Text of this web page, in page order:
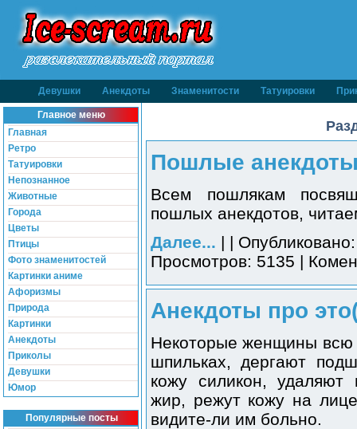
Девушки Анекдоты Знаменитости Татуировки
Главное меню
Главная
Ретро
Татуировки
Непознанное
Животные
Города
Цветы
Птицы
Фото знаменитостей
Картинки аниме
Афоризмы
Природа
Картинки
Анекдоты
Приколы
Девушки
Юмор
Популярные посты
Пошлые анекдоты
Всем пошлякам
пошлых анекдотов,
Далее... | |
Просмотров: 5135 |
Анекдоты про
Некоторые женщины всю
шпильках, дергают
кожу силикон,
жир, режут кожу на
видите-ли им больно.